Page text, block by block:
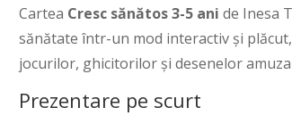
Cartea Cresc sănătos 3-5 ani de Inesa
sănătate într-un mod interactiv și
jocurilor, ghicitorilor și desenelor
Prezentare pe scurt